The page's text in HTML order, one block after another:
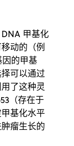
甲基化
动的（例
的甲基
可以通过
了这种灵
（存在于
基化水平
瘤生长的